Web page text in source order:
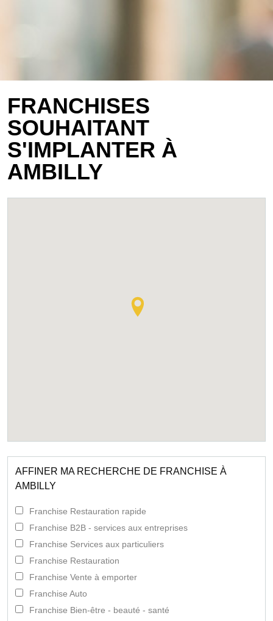
FRANCHISES
SOUHAITANT
S'IMPLANTER À
AMBILLY
AFFINER MA RECHERCHE DE FRANCHISE À
AMBILLY
Franchise Restauration rapide
Franchise B2B - services aux entreprises
Franchise Services aux particuliers
Franchise Restauration
Franchise Vente à emporter
Franchise Auto
Franchise Bien-être - beauté - santé